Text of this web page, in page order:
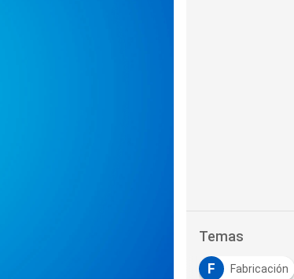
Temas
F Fabricación